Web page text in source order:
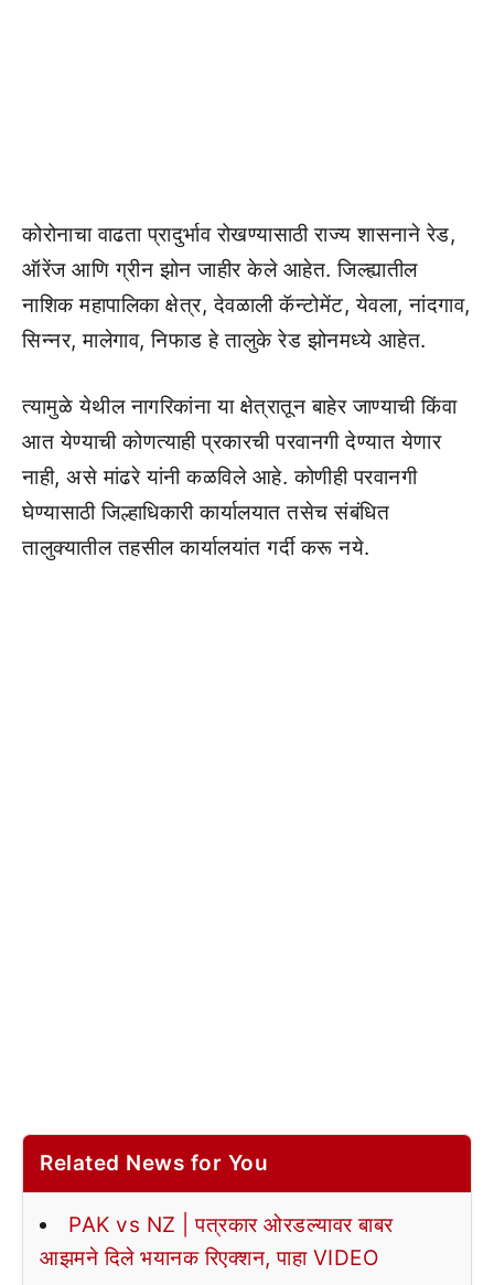
कोरोनाचा वाढता प्रादुर्भाव रोखण्यासाठी राज्य शासनाने रेड,
ऑरेंज आणि ग्रीन झोन जाहीर केले आहेत. जिल्ह्यातील
नाशिक महापालिका क्षेत्र, देवळाली कॅन्टोमेंट, येवला, नांदगाव,
सिन्नर, मालेगाव, निफाड हे तालुके रेड झोनमध्ये आहेत.
त्यामुळे येथील नागरिकांना या क्षेत्रातून बाहेर जाण्याची किंवा
आत येण्याची कोणत्याही प्रकारची परवानगी देण्यात येणार
नाही, असे मांढरे यांनी कळविले आहे. कोणीही परवानगी
घेण्यासाठी जिल्हाधिकारी कार्यालयात तसेच संबंधित
तालुक्यातील तहसील कार्यालयांत गर्दी करू नये.
Related News for You
PAK vs NZ | पत्रकार ओरडल्यावर बाबर
आझमने दिले भयानक रिएक्शन, पाहा VIDEO